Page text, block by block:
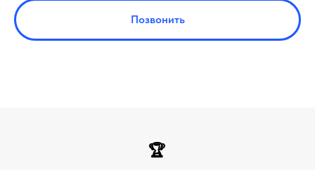
Позвонить
🏆